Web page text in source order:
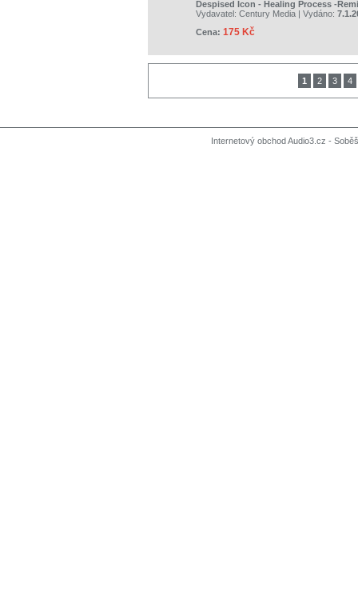
Despised Icon - Healing Process -
Vydavatel: Century Media | Vydáno:
Cena: 175 Kč
1 2 3 4
Internetový obchod Audio3.cz -